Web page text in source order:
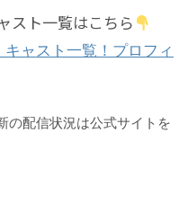
スト一覧はこちら
キャスト一覧！プロフィ
配信状況は公式サイトを